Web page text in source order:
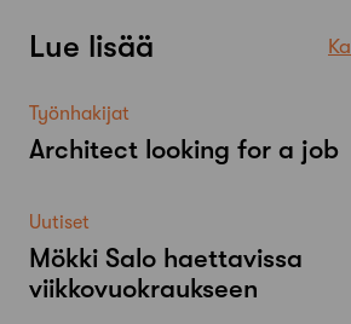
Lue lisää
Työnhakijat
Architect looking for a job
Uutiset
Mökki Salo haettavissa
viikkovuokraukseen